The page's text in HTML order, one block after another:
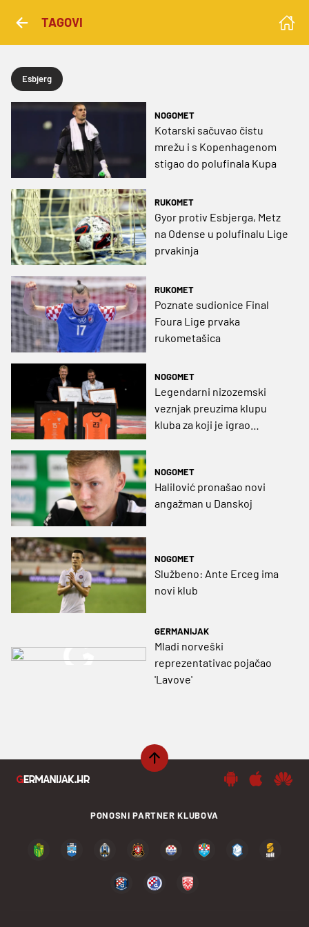
TAGOVI
Esbjerg
NOGOMET
Kotarski sačuvao čistu
mrežu i s Kopenhagenom
stigao do polufinala Kupa
RUKOMET
Gyor protiv Esbjerga, Metz
na Odense u polufinalu Lige
prvakinja
RUKOMET
Poznate sudionice Final
Foura Lige prvaka
rukometašica
NOGOMET
Legendarni nizozemski
veznjak preuzima klupu
kluba za koji je igrao
NOGOMET
Halilović pronašao novi
angažman u Danskoj
NOGOMET
Službeno: Ante Erceg ima
novi klub
GERMANIJAK
Mladi norveški
reprezentativac pojačao
'Lavove'
PONOSNI PARTNER KLUBOVA